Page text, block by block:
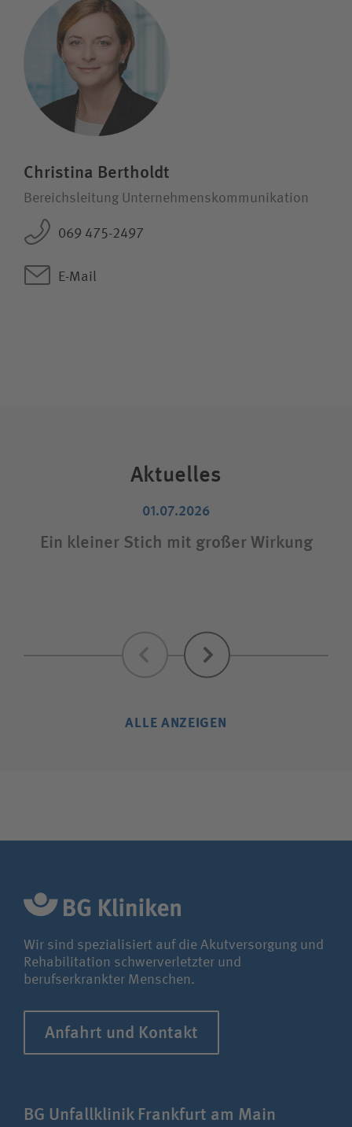
Christina Bertholdt
Bereichsleitung Unternehmenskommunikation
069 475-2497
E-Mail
Aktuelles
01.07.2026
Ein kleiner Stich mit großer Wirkung
Zurück Weiter
ALLE ANZEIGEN
Wir sind spezialisiert auf die Akutversorgung und
Rehabilitation schwerverletzter und
berufserkrankter Menschen.
Anfahrt und Kontakt
BG Unfallklinik Frankfurt am Main